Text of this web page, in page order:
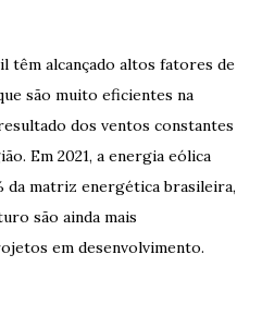
têm alcançado altos fatores de
são muito eficientes na
dos ventos constantes
Em 2021, a energia eólica
da matriz energética brasileira,
são ainda mais
em desenvolvimento.